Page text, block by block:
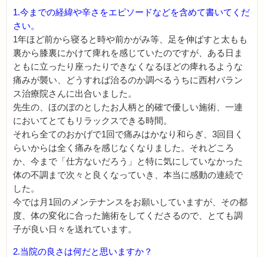
1.今までの経緯や辛さをエピソードなどを含めて書いてくだ
さい。
1年ほど前から寝ると時や前かがみ等、足を伸ばすと太もも
裏から膝裏にかけて痺れを感じていたのですが、ある日ま
ともに立ったり座ったりできなくなるほどの痺れるような
痛みが襲い、どうすれば治るのか調べるうちに西村バラン
ス治療院さんに出合いました。
先生の、ほのぼのとしたお人柄と的確で優しい施術、一連
においてとてもリラックスできる時間。
それら全てのおかげで1回で痛みはかなり和らぎ、3回目く
らいからは全く痛みを感じなくなりました。それどころ
か、今まで「仕方ないだろう」と特に気にしていなかった
体の不調まで次々と良くなっていき、本当に感動の連続で
した。
今では月1回のメンテナンスをお願いしていますが、その都
度、体の変化に合った施術をしてくださるので、とても調
子が良い日々を送れています。
2.当院の良さは何だと思いますか？